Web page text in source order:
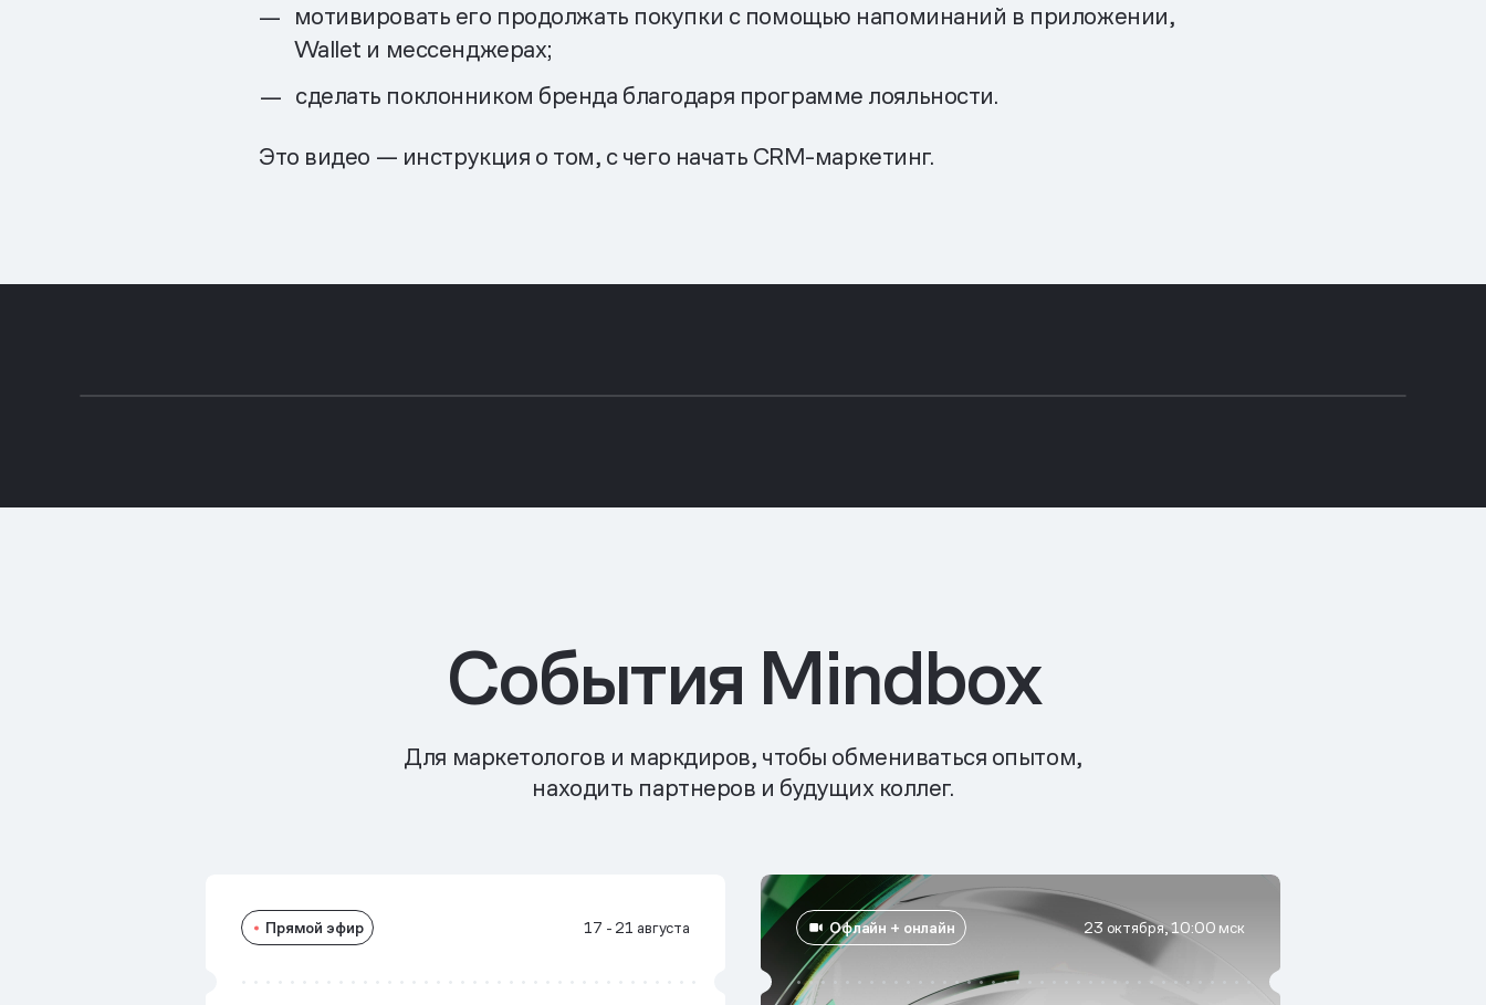
мотивировать его продолжать покупки с помощью напоминаний в приложении,
Wallet и мессенджерах;
сделать поклонником бренда благодаря программе лояльности.
Это видео — инструкция о том, с чего начать CRM-маркетинг.
События Mindbox
Для маркетологов и маркдиров, чтобы обмениваться опытом,
находить партнеров и будущих коллег.
Прямой эфир 17 - 21 августа Офлайн + онлайн 23 октября, 10:00 мск